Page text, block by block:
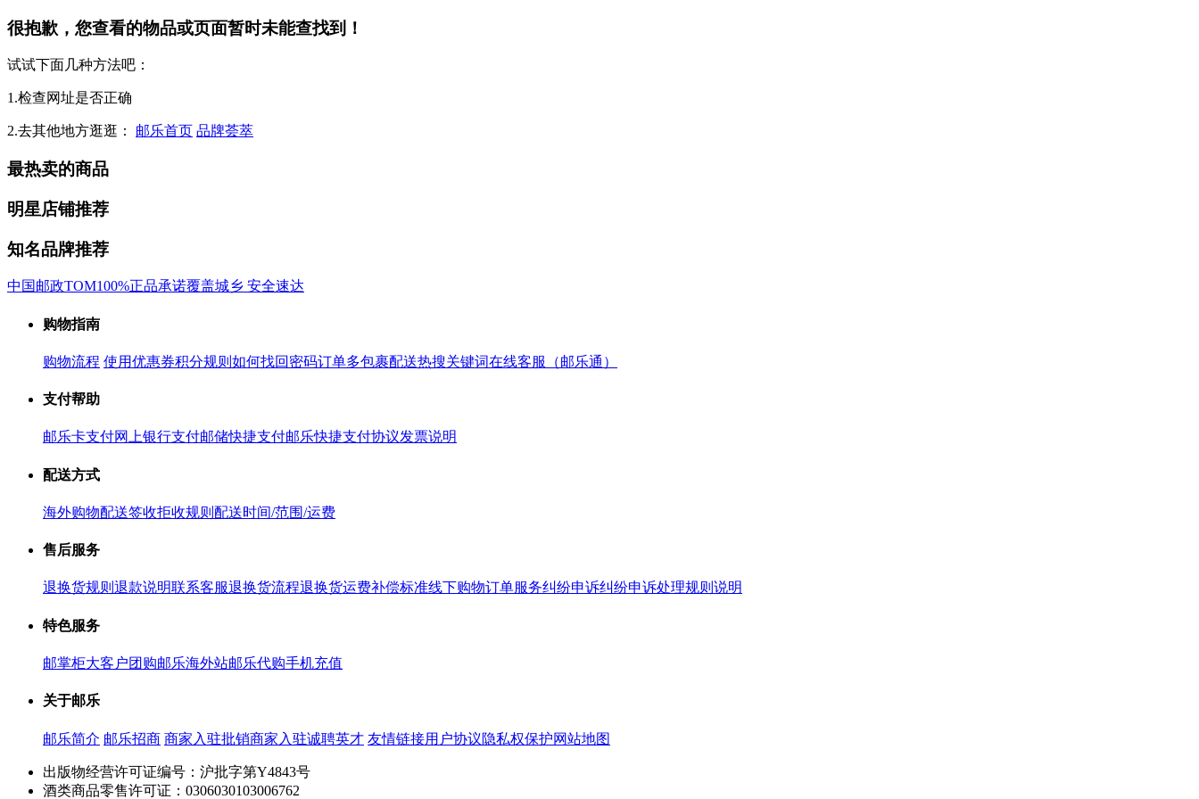
很抱歉，您查看的物品或页面暂时未能查找到！
试试下面几种方法吧：
1.检查网址是否正确
2.去其他地方逛逛： 邮乐首页 品牌荟萃
最热卖的商品
明星店铺推荐
知名品牌推荐
中国邮政TOM100%正品承诺覆盖城乡 安全速达
购物指南
购物流程 使用优惠券积分规则 如何找回密码订单多包裹配送热搜关键词在线客服（邮乐通）
支付帮助
邮乐卡支付网上银行支付邮储快捷支付邮乐快捷支付协议发票说明
配送方式
海外购物配送签收拒收规则 配送时间/范围/运费
售后服务
退换货规则 退款说明联系客服退换货流程退换货运费补偿标准线下购物订单服务纠纷申诉纠纷申诉处理规则说明
特色服务
邮掌柜大客户团购邮乐海外站邮乐代购手机充值
关于邮乐
邮乐简介 邮乐招商 商家入驻批销商家入驻诚聘英才 友情链接用户协议隐私权保护网站地图
出版物经营许可证编号：沪批字第Y4843号
酒类商品零售许可证：0306030103006762